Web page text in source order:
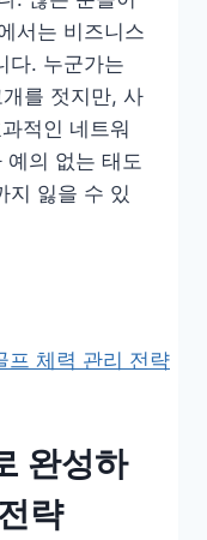
서는 비즈니스
다. 누군가는
개를 젓지만, 사
적인 네트워
예의 없는 태도
지 잃을 수 있
완성하
략